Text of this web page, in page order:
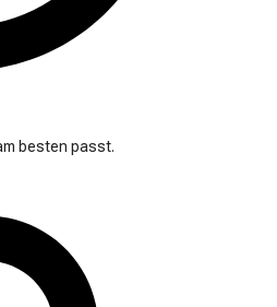
besten passt.